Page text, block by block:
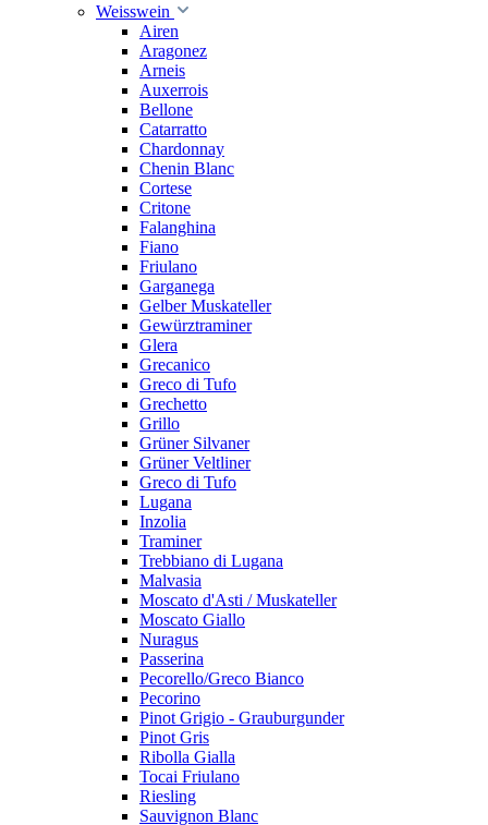
Weisswein
Airen
Aragonez
Arneis
Auxerrois
Bellone
Catarratto
Chardonnay
Chenin Blanc
Cortese
Critone
Falanghina
Fiano
Friulano
Garganega
Gelber Muskateller
Gewürztraminer
Glera
Grecanico
Greco di Tufo
Grechetto
Grillo
Grüner Silvaner
Grüner Veltliner
Greco di Tufo
Lugana
Inzolia
Traminer
Trebbiano di Lugana
Malvasia
Moscato d'Asti / Muskateller
Moscato Giallo
Nuragus
Passerina
Pecorello/Greco Bianco
Pecorino
Pinot Grigio - Grauburgunder
Pinot Gris
Ribolla Gialla
Tocai Friulano
Riesling
Sauvignon Blanc